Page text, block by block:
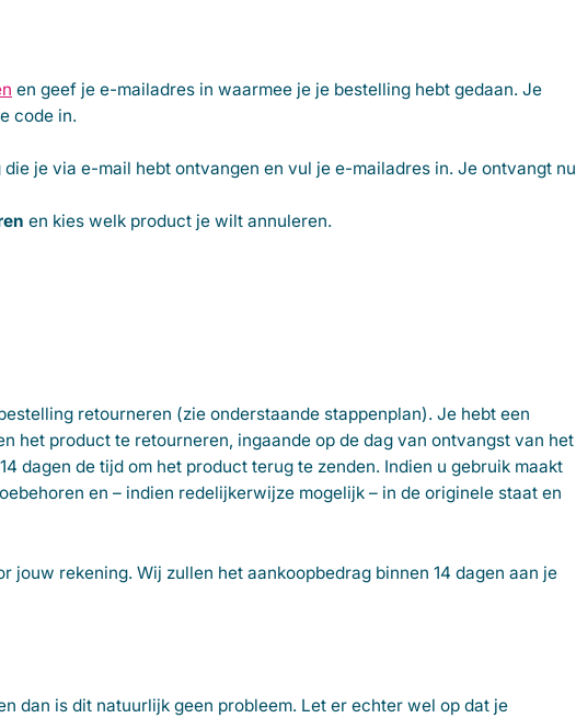
en geef je e-mailadres in waarmee je je bestelling hebt gedaan. Je
code in.
die je via e-mail hebt ontvangen en vul je e-mailadres in. Je ontvangt nu
en kies welk product je wilt annuleren.
retourneren (zie onderstaande stappenplan). Je hebt een
het product te retourneren, ingaande op de dag van ontvangst van het
dagen de tijd om het product terug te zenden. Indien u gebruik maakt
en – indien redelijkerwijze mogelijk – in de originele staat en
rekening. Wij zullen het aankoopbedrag binnen 14 dagen aan je
dan is dit natuurlijk geen probleem. Let er echter wel op dat je